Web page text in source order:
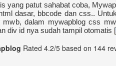
yang patut sahabat coba,
dasar, bbcode dan css..
dalam mywapblog css
div id nya sudah tampil otomatis [
Rated 4.2/5 based on 144